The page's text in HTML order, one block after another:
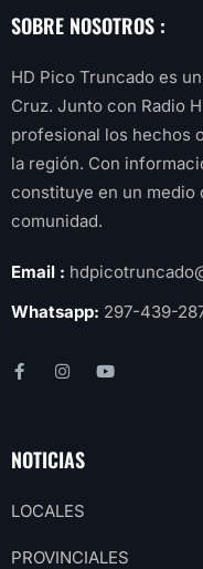
SOBRE NOSOTROS :
HD Pico Truncado es
Cruz. Junto con Radio
profesional los hechos
la región. Con
constituye en un medio
comunidad.
Email :
Whatsapp: 297-439-
NOTICIAS
LOCALES
PROVINCIALES